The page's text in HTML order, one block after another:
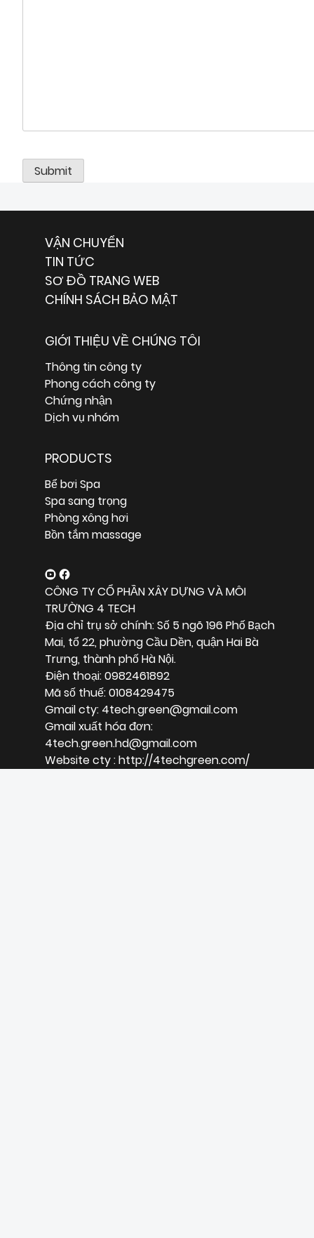
VẬN CHUYỂN
TIN TỨC
SƠ ĐỒ TRANG WEB
CHÍNH SÁCH BẢO MẬT
GIỚI THIỆU VỀ CHÚNG TÔI
Thông tin công ty
Phong cách công ty
Chứng nhận
Dịch vụ nhóm
PRODUCTS
Bể bơi Spa
Spa sang trọng
Phòng xông hơi
Bồn tắm massage
CÔNG TY CỔ PHẦN XÂY DỰNG VÀ MÔI
TRƯỜNG 4 TECH
Địa chỉ trụ sở chính: Số 5 ngõ 196 Phố Bạch
Mai, tổ 22, phường Cầu Dền, quận Hai Bà
Trưng, thành phố Hà Nội.
Điện thoại: 0982461892
Mã số thuế: 0108429475
Gmail cty: 4tech.green@gmail.com
Gmail xuất hóa đơn:
4tech.green.hd@gmail.com
Website cty : http://4techgreen.com/